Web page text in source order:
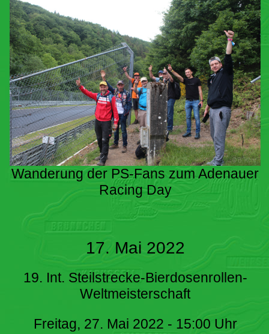
Wanderung der PS-Fans zum Adenauer
Racing Day
17. Mai 2022
19. Int. Steilstrecke-Bierdosenrollen-
Weltmeisterschaft
Freitag, 27. Mai 2022 - 15:00 Uhr